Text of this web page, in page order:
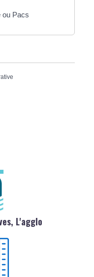
ou Pacs
L'agglo